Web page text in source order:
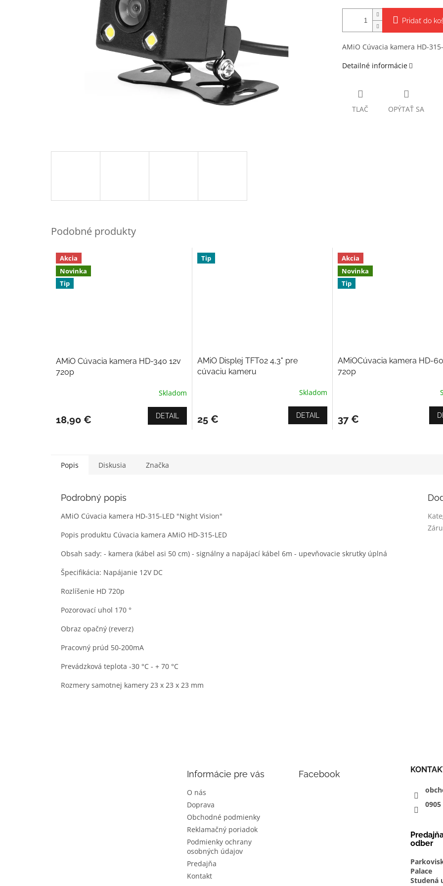
Pridať do
AMiO Cúvacia kamera HD-
Detailné informácie
TLAČ OPÝTAŤ SA
Akcia
Novinka
Tip
AMiO Cúvacia kamera HD-340 12v
720p
je
Skladom
18,90 € DETAIL
Tip
AMiO Displej TFT02 4,3" pre
cúvaciu kameru
je
Skladom
25 € DETAIL
Akcia
Novinka
Tip
AMiOCúvacia kamera HD-
720p
je
37 €
Popis Diskusia Značka
Podrobný popis
AMiO Cúvacia kamera HD-315-LED "Night Vision"
Popis produktu Cúvacia kamera AMiO HD-315-LED
Obsah sady: - kamera (kábel asi 50 cm) - signálny a napájací kábel 6m - upevňovacie skrutky úplná
Špecifikácia: Napájanie 12V DC
Rozlíšenie HD 720p
Pozorovací uhol 170 °
Obraz opačný (reverz)
Pracovný prúd 50-200mA
Prevádzková teplota -30 °C - + 70 °C
Rozmery samotnej kamery 23 x 23 x 23 mm
Informácie pre vás
O nás
Doprava
Obchodné podmienky
Reklamačný poriadok
Podmienky ochrany
osobných údajov
Predajňa
Kontakt
Facebook
0905
odber
Palace
Studená